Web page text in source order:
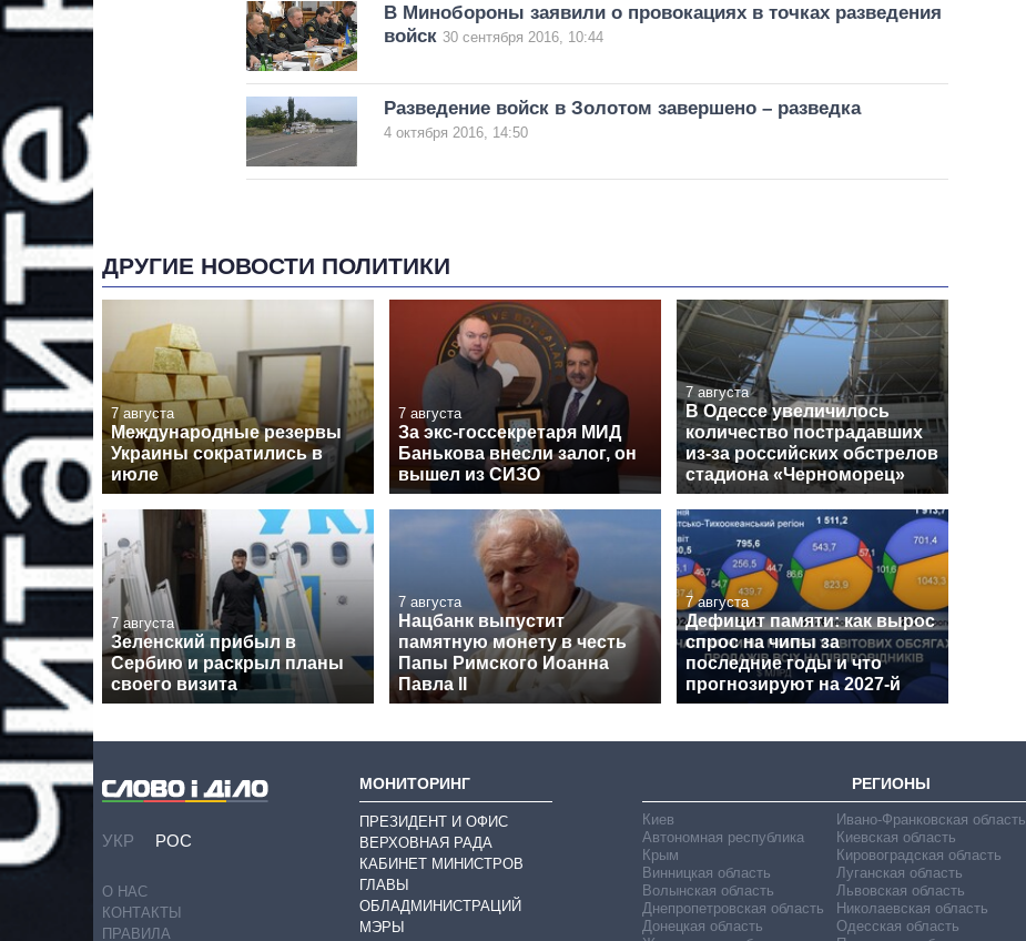
В Минобороны заявили о провокациях в точках разведения
войск 30 сентября 2016, 10:44
Разведение войск в Золотом завершено – разведка
4 октября 2016, 14:50
ДРУГИЕ НОВОСТИ ПОЛИТИКИ
7 августа
Международные резервы
Украины сократились в
июле
7 августа
За экс-госсекретаря МИД
Банькова внесли залог, он
вышел из СИЗО
7 августа
В Одессе увеличилось
количество пострадавших
из-за российских обстрелов
стадиона «Черноморец»
7 августа
Зеленский прибыл в
Сербию и раскрыл планы
своего визита
7 августа
Нацбанк выпустит
памятную монету в честь
Папы Римского Иоанна
Павла II
7 августа
Дефицит памяти: как вырос
спрос на чипы за
последние годы и что
прогнозируют на 2027-й
УКР РОС
О НАС
КОНТАКТЫ
ПРАВИЛА
МОНИТОРИНГ
ПРЕЗИДЕНТ И ОФИС
ВЕРХОВНАЯ РАДА
КАБИНЕТ МИНИСТРОВ
ГЛАВЫ
ОБЛАДМИНИСТРАЦИЙ
МЭРЫ
РЕГИОНЫ
Киев
Автономная республика
Крым
Винницкая область
Волынская область
Днепропетровская область
Донецкая область
Ивано-Франковская область
Киевская область
Кировоградская область
Луганская область
Львовская область
Николаевская область
Одесская область